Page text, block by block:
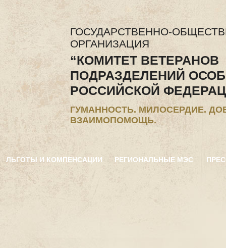
ГОСУДАРСТВЕННО-
ОРГАНИЗАЦИЯ
“КОМИТЕТ ВЕТЕРАНОВ
ПОДРАЗДЕЛЕНИЙ
РОССИЙСКОЙ
ГУМАННОСТЬ. МИЛОСЕРДИЕ.
ВЗАИМОПОМОЩЬ.
ЛЬГОТЫ И КОМПЕНСАЦИИ РЕГИОНАЛЬНЫЕ МЭС